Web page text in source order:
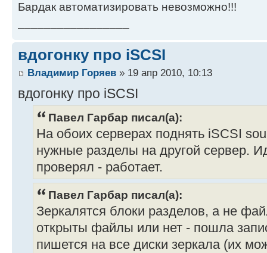
Бардак автоматизировать невозможно!!!
вдогонку про iSCSI
Владимир Горяев » 19 апр 2010, 10:13
вдогонку про iSCSI
Павел Гарбар писал(а):
На обоих серверах поднять iSCSI
нужные разделы на другой сервер.
проверял - работает.
Павел Гарбар писал(а):
Зеркалятся блоки разделов, а не
открыты файлы или нет - пошла
пишется на все диски зеркала (их